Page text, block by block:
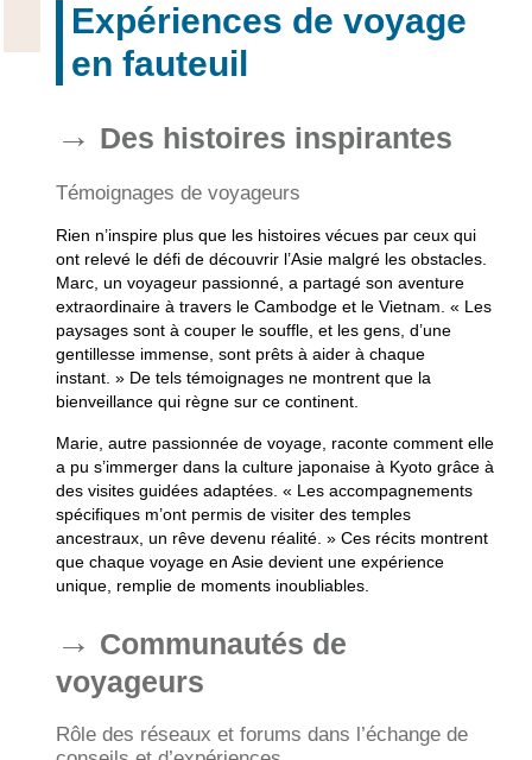
Expériences de voyage
en fauteuil
Des histoires inspirantes
Témoignages de voyageurs
Rien n’inspire plus que les histoires vécues par ceux qui
ont relevé le défi de découvrir l’Asie malgré les obstacles.
Marc, un voyageur passionné, a partagé son aventure
extraordinaire à travers le Cambodge et le Vietnam. « Les
paysages sont à couper le souffle, et les gens, d’une
gentillesse immense, sont prêts à aider à chaque
instant. » De tels témoignages ne montrent que la
bienveillance qui règne sur ce continent.
Marie, autre passionnée de voyage, raconte comment elle
a pu s’immerger dans la culture japonaise à Kyoto grâce à
des visites guidées adaptées. « Les accompagnements
spécifiques m’ont permis de visiter des temples
ancestraux, un rêve devenu réalité. » Ces récits montrent
que chaque voyage en Asie devient une expérience
unique, remplie de moments inoubliables.
Communautés de
voyageurs
Rôle des réseaux et forums dans l’échange de